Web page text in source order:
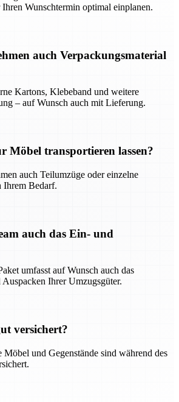
Wunschtermin optimal einplanen.
auch Verpackungsmaterial
Kartons, Klebeband und weitere
– auf Wunsch auch mit Lieferung.
Möbel transportieren lassen?
auch Teilumzüge oder einzelne
Ihrem Bedarf.
auch das Ein- und
umfasst auf Wunsch auch das
Ihrer Umzugsgüter.
versichert?
Möbel und Gegenstände sind während des